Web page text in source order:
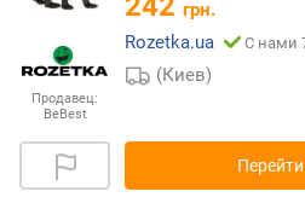
Продавец:
BeBest
грн.
Rozetka.ua
С нами
(Киев)